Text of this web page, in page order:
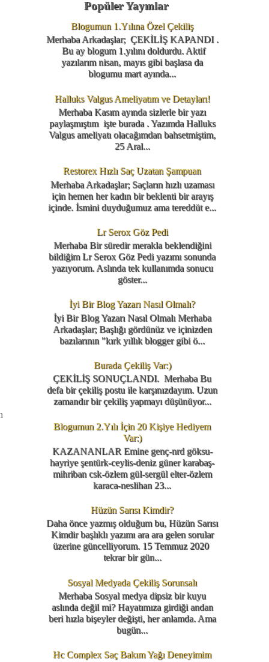
Popüler Yayınlar
Blogumun 1.Yılına Özel Çekiliş
Merhaba Arkadaşlar; ÇEKİLİŞ KAPANDI .
Bu ay blogum 1.yılını doldurdu. Aktif
yazılarım nisan, mayıs gibi başlasa da
blogumu mart ayında...
Halluks Valgus Ameliyatım ve Detayları!
Merhaba Kasım ayında sizlerle bir yazı
paylaşmıştım işte burada . Yazımda Halluks
Valgus ameliyatı olacağımdan bahsetmiştim,
25 Aral...
Restorex Hızlı Saç Uzatan Şampuan
Merhaba Arkadaşlar; Saçların hızlı uzaması
için hemen her kadın bir beklenti bir arayış
içinde. İsmini duyduğumuz ama tereddüt e...
Lr Serox Göz Pedi
Merhaba Bir süredir merakla beklendiğini
bildiğim Lr Serox Göz Pedi yazımı sonunda
yazıyorum. Aslında tek kullanımda sonucu
göster...
İyi Bir Blog Yazarı Nasıl Olmalı?
İyi Bir Blog Yazarı Nasıl Olmalı Merhaba
Arkadaşlar; Başlığı gördünüz ve içinizden
bazılarının "kırk yıllık blogger gibi ö...
Burada Çekiliş Var:)
ÇEKİLİŞ SONUÇLANDI. Merhaba Bu
defa bir çekiliş postu ile karşınızdayım. Uzun
zamandır bir çekiliş yapmayı düşünüyor...
Blogumun 2.Yılı İçin 20 Kişiye Hediyem
Var:)
KAZANANLAR Emine genç-nrd göksu-
hayriye şentürk-ceylis-deniz güner karabaş-
mihriban csk-özlem gül-sergül elter-özlem
karaca-neslihan 23...
Hüzün Sarısı Kimdir?
Daha önce yazmış olduğum bu, Hüzün Sarısı
Kimdir başlıklı yazımı ara ara gelen sorular
üzerine güncelliyorum. 15 Temmuz 2020
tekrar bir gün...
Sosyal Medyada Çekiliş Sorunsalı
Merhaba Sosyal medya dipsiz bir kuyu
aslında değil mi? Hayatımıza girdiği andan
beri hızla bişeyler değişti, her anlamda. Ama
bugün...
Hc Complex Saç Bakım Yağı Deneyimim